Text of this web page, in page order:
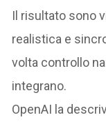
Il risultato sono
realistica e
volta controllo
integrano.
OpenAI la